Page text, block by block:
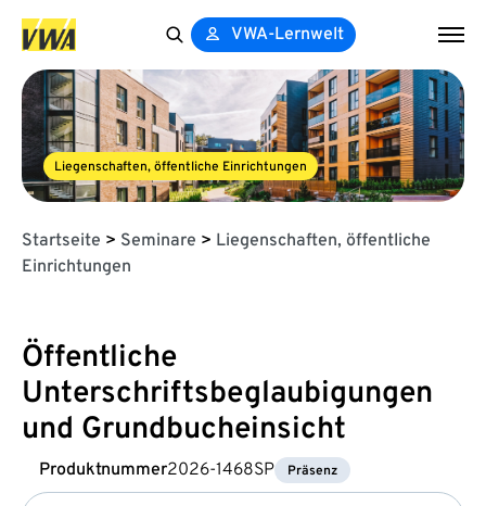
for:
VWA-Lernwelt
Liegenschaften, öffentliche Einrichtungen
Startseite > Seminare > Liegenschaften, öffentliche
Einrichtungen
Öffentliche
Unterschriftsbeglaubigungen
und Grundbucheinsicht
Produktnummer2026-1468SP Präsenz